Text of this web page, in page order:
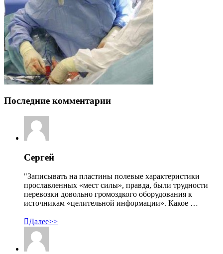
Последние комментарии
Сергей
"Записывать на пластины полевые характеристики
прославленных «мест силы», правда, были трудности
перевозки довольно громоздкого оборудования к
источникам «целительной информации». Какое …
Далее>>